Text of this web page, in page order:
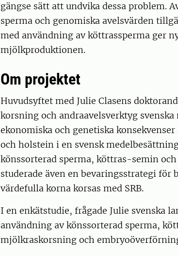
gängse sätt att undvika dessa problem.
sperma och genomiska avelsvärden
med användning av köttrassperma ger
mjölkproduktionen.
Om projektet
Huvudsyftet med Julie Clasens
korsning och andraavelsverktyg
ekonomiska och genetiska
och holstein i en svensk
könssorterad sperma, köttras-semin
studerade även en bevaringsstrategi för
värdefulla korna korsas med SRB.
I en enkätstudie, frågade Julie svenska
användning av könssorterad sperma,
mjölkraskorsning och